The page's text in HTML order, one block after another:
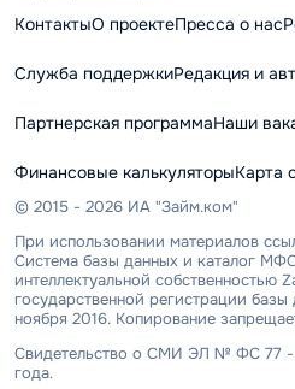
КонтактыО проектеПресса о нас
Служба поддержкиРедакция и
Партнерская программаНаши
Финансовые калькуляторыКарта
© 2015 - 2026 ИА "Займ.ком"
При использовании материалов
Система базы данных и каталог
интеллектуальной собственностью
государственной регистрации
ноября 2016. Копирование
Свидетельство о СМИ ЭЛ № ФС 77 -
года.